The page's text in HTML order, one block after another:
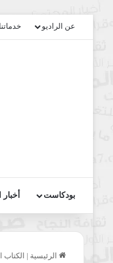
عن الراديو خدماتنا
بودكاست
الرئيسية |